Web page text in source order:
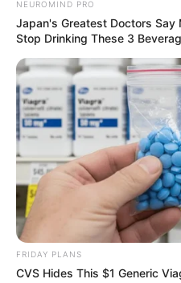
ΑΙΤΗΜΑ ΑΠΑΓΟΡΕΥΣΗΣ
ΣΤΗΝ ΔΕΗ Α.Ε ΝΑ ΠΡΟΒΕΙ ΣΕ
ΔΙΑΚΟΠΗ ΗΛΕΚΤΡΟΔΟΤΗΣΗΣ
Email address:
NEUROMIND PRO
Japan's Greatest Doctors
Stop Drinking These 3
FRIDAY PLANS
CVS Hides This $1 Generic